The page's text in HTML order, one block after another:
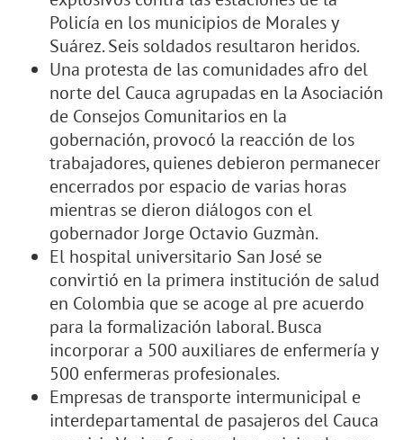
Policía en los municipios de Morales y
Suárez. Seis soldados resultaron heridos.
Una protesta de las comunidades afro del
norte del Cauca agrupadas en la Asociación
de Consejos Comunitarios en la
gobernación, provocó la reacción de los
trabajadores, quienes debieron permanecer
encerrados por espacio de varias horas
mientras se dieron diálogos con el
gobernador Jorge Octavio Guzmàn.
El hospital universitario San José se
convirtió en la primera institución de salud
en Colombia que se acoge al pre acuerdo
para la formalización laboral. Busca
incorporar a 500 auxiliares de enfermería y
500 enfermeras profesionales.
Empresas de transporte intermunicipal e
interdepartamental de pasajeros del Cauca